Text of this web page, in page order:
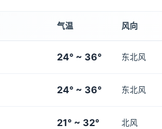
气温 风向
24° ~ 36° 东北风
24° ~ 36° 东北风
21° ~ 32° 北风